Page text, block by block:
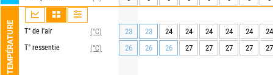
TEMPÉRATURE T° de l'air
(°C)
T° ressentie
(°C)
23 23 24 24 24 24 24
24
26
26 26 27 27 27 27 27